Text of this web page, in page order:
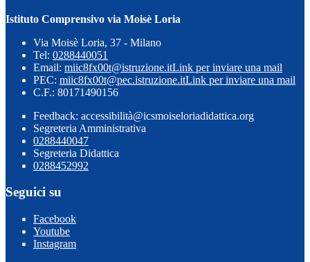
Istituto Comprensivo via Moisè Loria
Via Moisè Loria, 37 - Milano
Tel: 0288440051
Email: miic8fx00t@istruzione.itLink per inviare una mail
PEC: miic8fx00t@pec.istruzione.itLink per inviare una mail
C.F.: 80171490156
Feedback: accessibilità@icsmoiseloriadidattica.org
Segreteria Amministrativa
0288440047
Segreteria Didattica
0288452992
Seguici su
Facebook
Youtube
Instagram